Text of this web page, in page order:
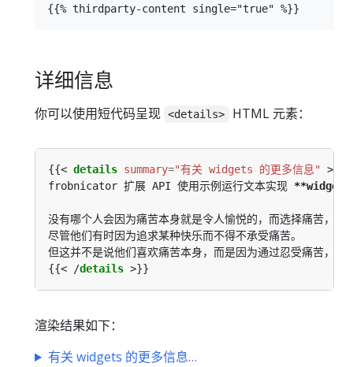
详细信息
你可以使用短代码呈现 <details> HTML 元素：
{{< details summary="有关 widgets 的更多信息"
frobnicator 扩展 API 使用示例运行文本实现
{{< /details
渲染结果如下：
有关 widgets 的更多信息